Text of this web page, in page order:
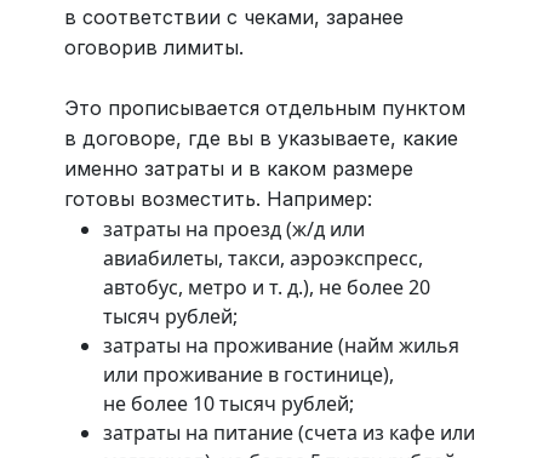
в соответствии с чеками, заранее
оговорив лимиты.
Это прописывается отдельным пунктом
в договоре, где вы в указываете, какие
именно затраты и в каком размере
готовы возместить. Например:
затраты на проезд (ж/д или
авиабилеты, такси, аэроэкспресс,
автобус, метро и т. д.), не более 20
тысяч рублей;
затраты на проживание (найм жилья
или проживание в гостинице),
не более 10 тысяч рублей;
затраты на питание (счета из кафе или